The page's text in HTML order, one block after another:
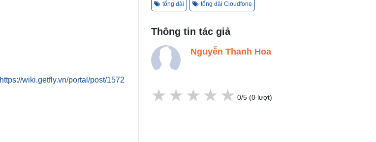
https://wiki.getfly.vn/portal/post/1572
tổng đài tổng đài Cloudfone
Thông tin tác giả
Nguyễn Thanh Hoa
1 stars
2 stars
3 stars
4 stars
5 star 0/5 (0 lượt)